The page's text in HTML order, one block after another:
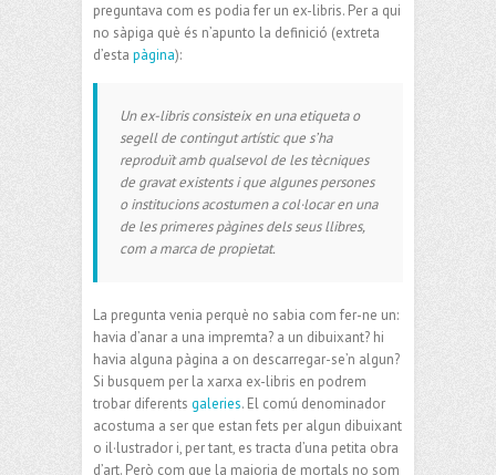
preguntava com es podia fer un ex-libris. Per a qui
no sàpiga què és n’apunto la definició (extreta
d’esta pàgina):
Un ex-libris consisteix en una etiqueta o
segell de contingut artístic que s’ha
reproduït amb qualsevol de les tècniques
de gravat existents i que algunes persones
o institucions acostumen a col·locar en una
de les primeres pàgines dels seus llibres,
com a marca de propietat.
La pregunta venia perquè no sabia com fer-ne un:
havia d’anar a una impremta? a un dibuixant? hi
havia alguna pàgina a on descarregar-se’n algun?
Si busquem per la xarxa ex-libris en podrem
trobar diferents galeries. El comú denominador
acostuma a ser que estan fets per algun dibuixant
o il·lustrador i, per tant, es tracta d’una petita obra
d’art. Però com que la majoria de mortals no som